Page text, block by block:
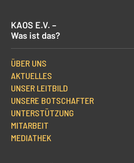
KAOS E.V. –
Was ist das?
ÜBER UNS
AKTUELLES
UNSER LEITBILD
UNSERE BOTSCHAFTER
UNTERSTÜTZUNG
MITARBEIT
MEDIATHEK